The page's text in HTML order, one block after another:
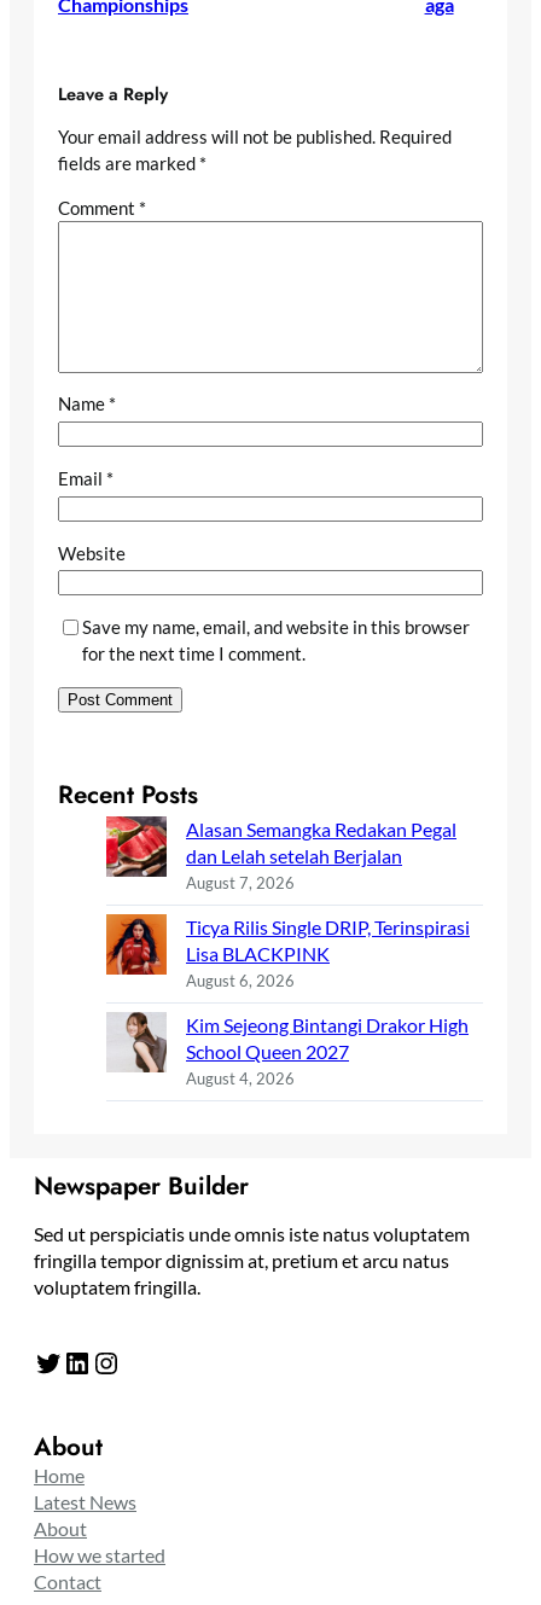
Leave a Reply
Your email address will not be published. Required
fields are marked *
Comment *
Name *
Email *
Website
Save my name, email, and website in this browser
for the next time I comment.
Recent Posts
Alasan Semangka Redakan Pegal
dan Lelah setelah Berjalan
August 7, 2026
Ticya Rilis Single DRIP, Terinspirasi
Lisa BLACKPINK
August 6, 2026
Kim Sejeong Bintangi Drakor High
School Queen 2027
August 4, 2026
Newspaper Builder
Sed ut perspiciatis unde omnis iste natus voluptatem
fringilla tempor dignissim at, pretium et arcu natus
voluptatem fringilla.
Twitter LinkedIn Instagram
About
Home
Latest News
About
How we started
Contact